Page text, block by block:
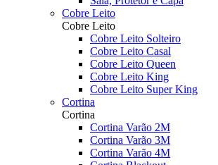
Cobre Leito
Cobre Leito
Cobre Leito Solteiro
Cobre Leito Casal
Cobre Leito Queen
Cobre Leito King
Cobre Leito Super King
Cortina
Cortina
Cortina Varão 2M
Cortina Varão 3M
Cortina Varão 4M